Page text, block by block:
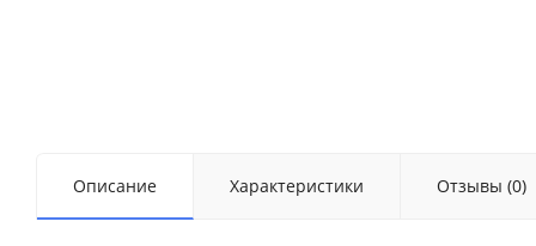
Описание Характеристики Отзывы (0)